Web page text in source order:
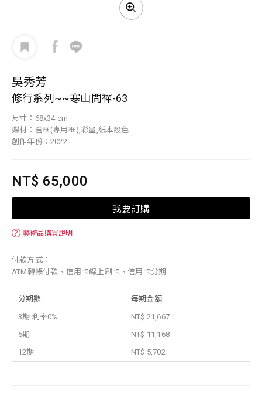
吳秀芳
修行系列~~寒山問禪-63
尺寸：68x34 cm
媒材：含框(專用框),彩墨,紙本設色
創作年份：2022
NT$ 65,000
我要訂購
？ 藝術品購買說明
付款方式：
ATM轉帳付款、信用卡線上刷卡、信用卡分期
分期數 每期金額
3期 利率0%
NT$ 21,667
6期
NT$ 11,168
12期
NT$ 5,702